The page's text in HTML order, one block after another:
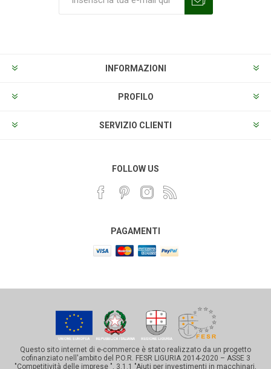
INFORMAZIONI
PROFILO
SERVIZIO CLIENTI
FOLLOW US
PAGAMENTI
Questo sito internet di e-commerce è stato realizzato da un progetto
cofinanziato nell'ambito del P.O.R. FESR LIGURIA 2014-2020 – ASSE 3
"Competitività delle imprese ", 3.1.1 "Aiuti per investimenti in macchinari,